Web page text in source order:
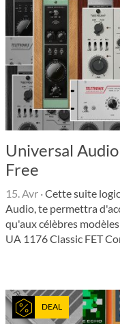
Universal
Free
15. Avr ·Cette suite
Audio, te permettra
qu'aux célèbres
UA 1176 Classic FET
DEAL